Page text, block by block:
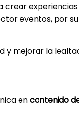
eventos, por
y mejorar la
encontenido